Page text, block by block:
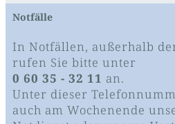
Notfälle
In Notfällen, außerhalb
rufen Sie bitte unter
0 60 35 - 32 11 an.
Unter dieser
auch am Wochenende